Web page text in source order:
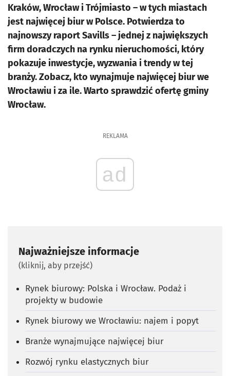
Kraków, Wrocław i Trójmiasto – w tych miastach
jest najwięcej biur w Polsce. Potwierdza to
najnowszy raport Savills – jednej z największych
firm doradczych na rynku nieruchomości, który
pokazuje inwestycje, wyzwania i trendy w tej
branży. Zobacz, kto wynajmuje najwięcej biur we
Wrocławiu i za ile. Warto sprawdzić ofertę gminy
Wrocław.
REKLAMA
ad
Najważniejsze informacje
(kliknij, aby przejść)
Rynek biurowy: Polska i Wrocław. Podaż i
projekty w budowie
Rynek biurowy we Wrocławiu: najem i popyt
Branże wynajmujące najwięcej biur
Rozwój rynku elastycznych biur